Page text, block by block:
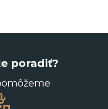
poradiť?